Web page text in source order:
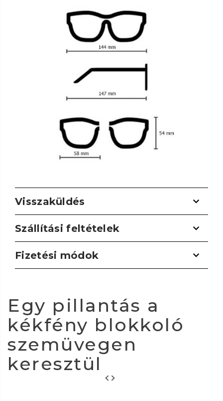
Visszaküldés
Szállítási feltételek
Fizetési módok
Egy pillantás a
kékfény blokkoló
szemüvegen
keresztül